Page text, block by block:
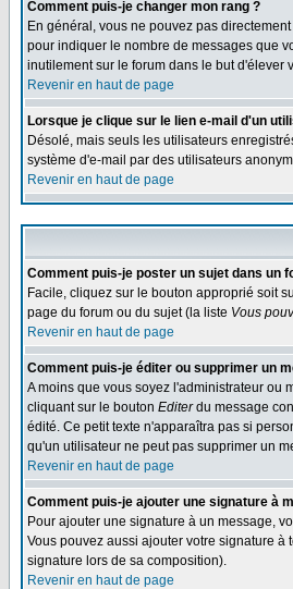
Comment puis-je changer mon rang ?
En général, vous ne pouvez pas
pour indiquer le nombre de messages que
inutilement sur le forum dans le but d'élever
Revenir en haut de page
Lorsque je clique sur le lien e-mail d'un
Désolé, mais seuls les utilisateurs
système d'e-mail par des utilisateurs
Revenir en haut de page
Comment puis-je poster un sujet dans un
Facile, cliquez sur le bouton approprié soit
page du forum ou du sujet (la liste Vous
Revenir en haut de page
Comment puis-je éditer ou supprimer un
A moins que vous soyez l'administrateur ou
cliquant sur le bouton Editerdu message
édité. Ce petit texte n'apparaîtra pas si
qu'un utilisateur ne peut pas supprimer un
Revenir en haut de page
Comment puis-je ajouter une signature à
Pour ajouter une signature à un message,
Vous pouvez aussi ajouter votre signature
signature lors de sa composition).
Revenir en haut de page